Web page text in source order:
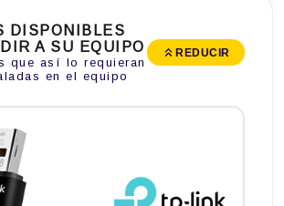
DISPONIBLES
A SU EQUIPO
que así lo requieran
en el equipo
REDUCIR